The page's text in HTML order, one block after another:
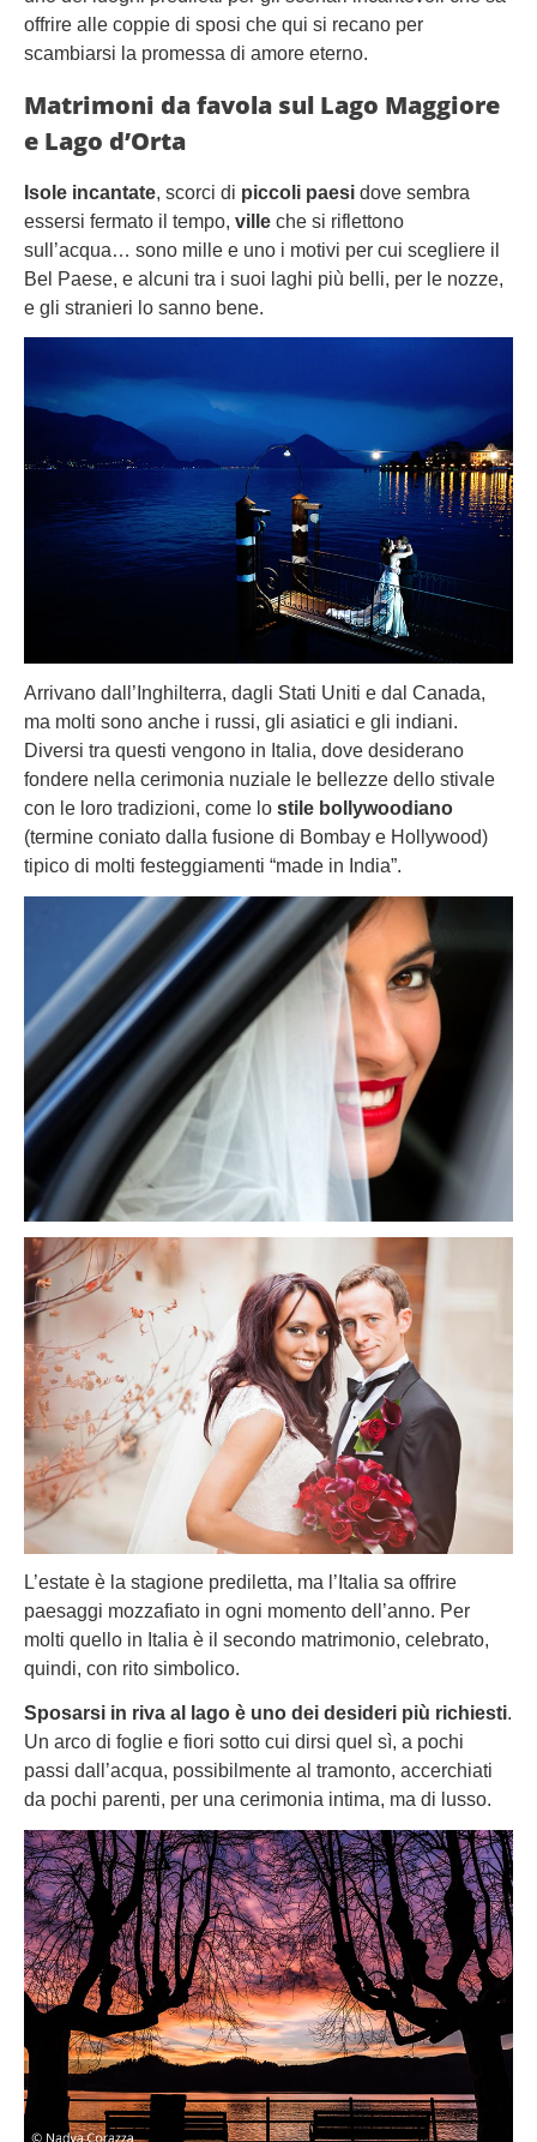
offrire alle coppie di sposi che qui si recano per
scambiarsi la promessa di amore eterno.
Matrimoni da favola sul Lago Maggiore
e Lago d’Orta
Isole incantate, scorci di piccoli paesi dove sembra
essersi fermato il tempo, ville che si riflettono
sull’acqua… sono mille e uno i motivi per cui scegliere il
Bel Paese, e alcuni tra i suoi laghi più belli, per le nozze,
e gli stranieri lo sanno bene.
Arrivano dall’Inghilterra, dagli Stati Uniti e dal Canada,
ma molti sono anche i russi, gli asiatici e gli indiani.
Diversi tra questi vengono in Italia, dove desiderano
fondere nella cerimonia nuziale le bellezze dello stivale
con le loro tradizioni, come lo stile bollywoodiano
(termine coniato dalla fusione di Bombay e Hollywood)
tipico di molti festeggiamenti “made in India”.
L’estate è la stagione prediletta, ma l’Italia sa offrire
paesaggi mozzafiato in ogni momento dell’anno. Per
molti quello in Italia è il secondo matrimonio, celebrato,
quindi, con rito simbolico.
Sposarsi in riva al lago è uno dei desideri più richiesti.
Un arco di foglie e fiori sotto cui dirsi quel sì, a pochi
passi dall’acqua, possibilmente al tramonto, accerchiati
da pochi parenti, per una cerimonia intima, ma di lusso.